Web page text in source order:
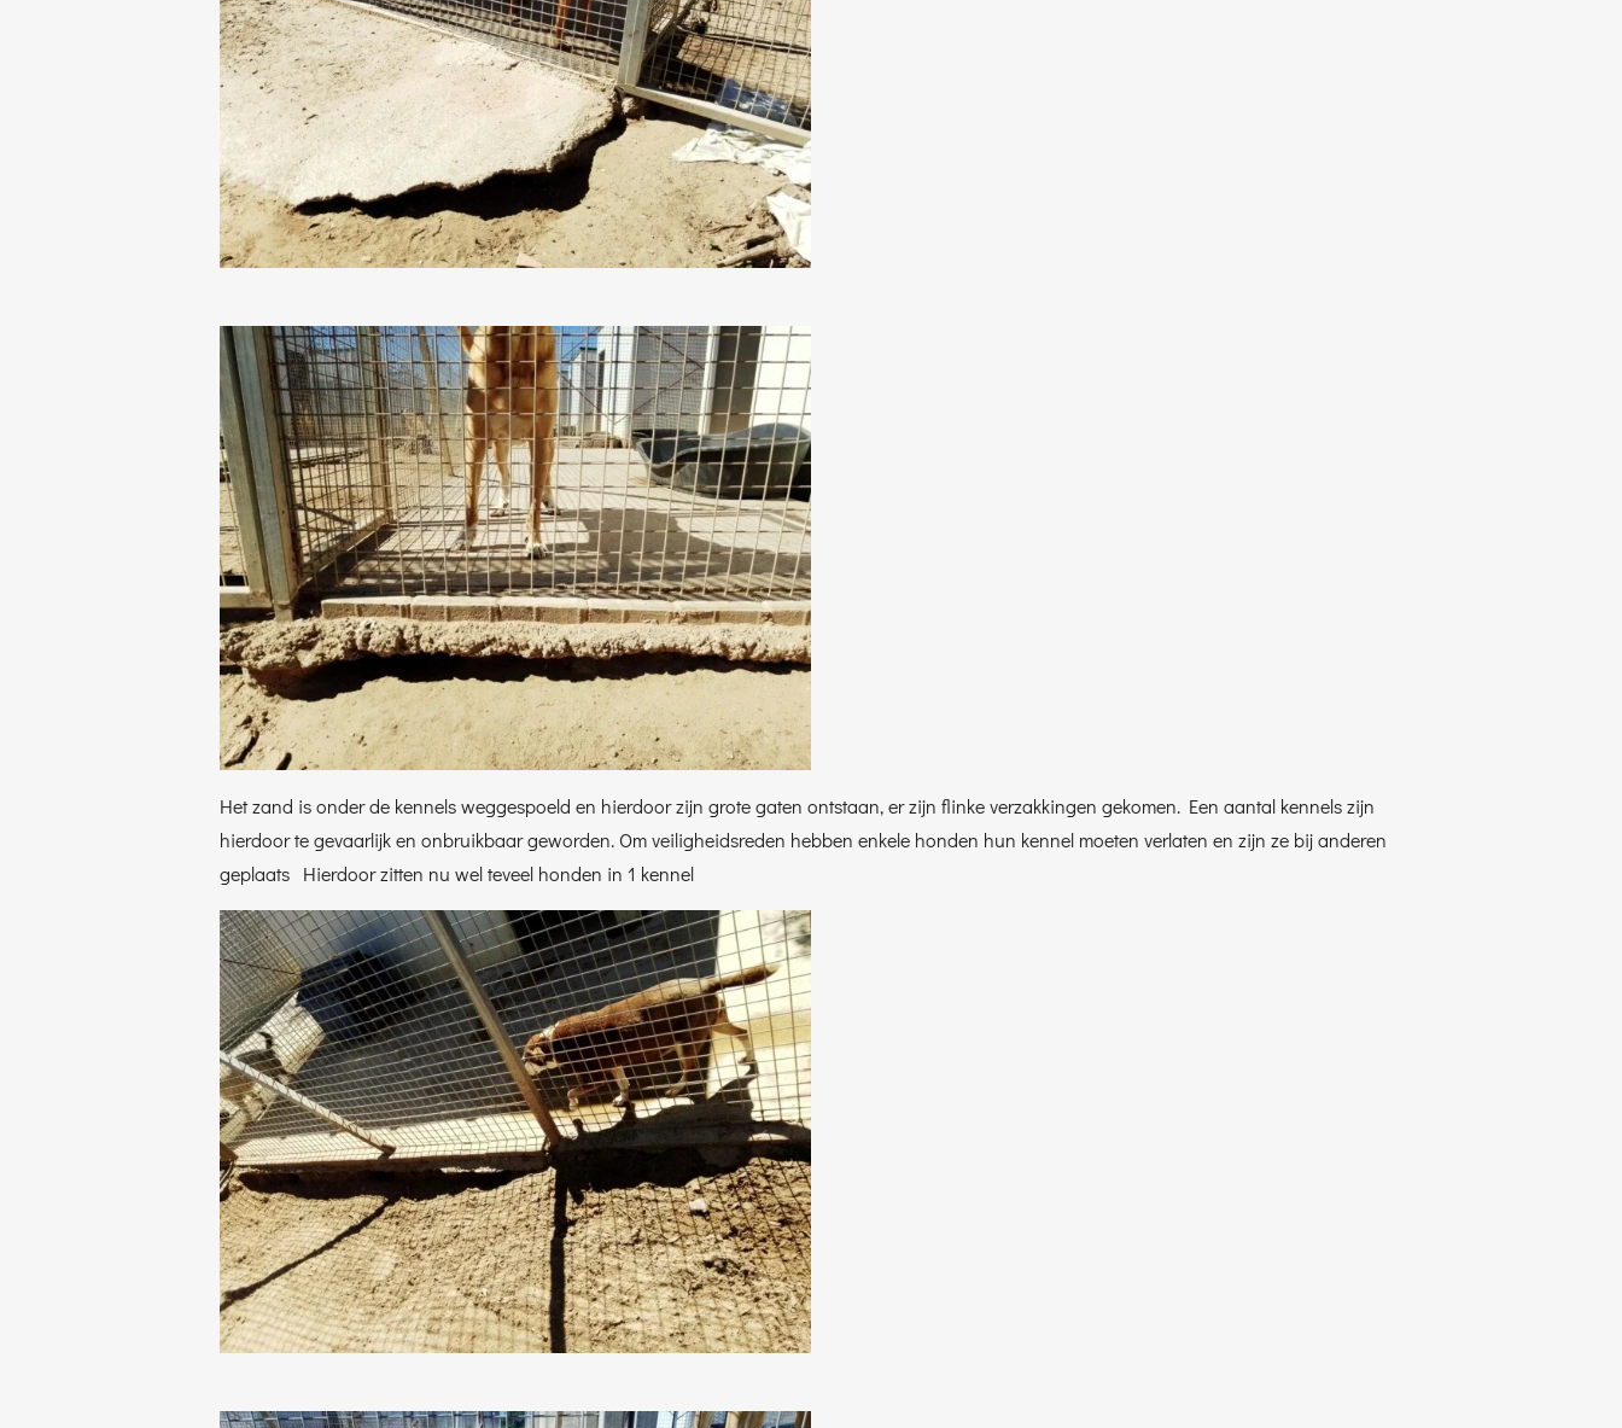
Het zand is onder de kennels weggespoeld en hierdoor zijn grote gaten ontstaan, er zijn flinke verzakkingen gekomen. Een aantal kennels zijn
hierdoor te gevaarlijk en onbruikbaar geworden. Om veiligheidsreden hebben enkele honden hun kennel moeten verlaten en zijn ze bij anderen
geplaats Hierdoor zitten nu wel teveel honden in 1 kennel